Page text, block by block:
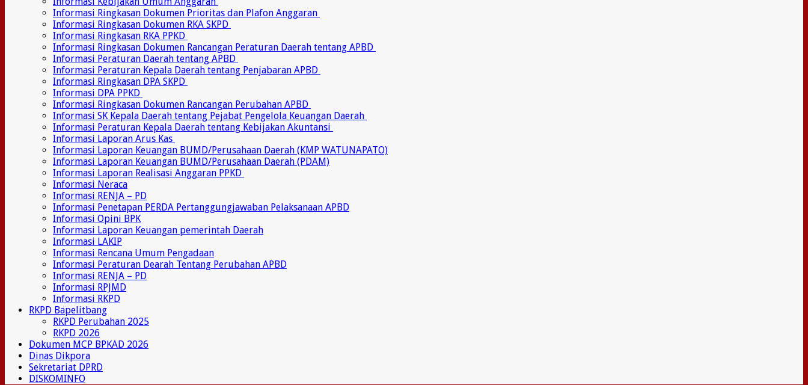
Informasi Ringkasan Dokumen Prioritas dan Plafon Anggaran
Informasi Ringkasan Dokumen RKA SKPD
Informasi Ringkasan RKA PPKD
Informasi Ringkasan Dokumen Rancangan Peraturan Daerah tentang APBD
Informasi Peraturan Daerah tentang APBD
Informasi Peraturan Kepala Daerah tentang Penjabaran APBD
Informasi Ringkasan DPA SKPD
Informasi DPA PPKD
Informasi Ringkasan Dokumen Rancangan Perubahan APBD
Informasi SK Kepala Daerah tentang Pejabat Pengelola Keuangan Daerah
Informasi Peraturan Kepala Daerah tentang Kebijakan Akuntansi
Informasi Laporan Arus Kas
Informasi Laporan Keuangan BUMD/Perusahaan Daerah (KMP WATUNAPATO)
Informasi Laporan Keuangan BUMD/Perusahaan Daerah (PDAM)
Informasi Laporan Realisasi Anggaran PPKD
Informasi Neraca
Informasi RENJA – PD
Informasi Penetapan PERDA Pertanggungjawaban Pelaksanaan APBD
Informasi Opini BPK
Informasi Laporan Keuangan pemerintah Daerah
Informasi LAKIP
Informasi Rencana Umum Pengadaan
Informasi Peraturan Dearah Tentang Perubahan APBD
Informasi RENJA – PD
Informasi RPJMD
Informasi RKPD
RKPD Bapelitbang
RKPD Perubahan 2025
RKPD 2026
Dokumen MCP BPKAD 2026
Dinas Dikpora
Sekretariat DPRD
DISKOMINFO